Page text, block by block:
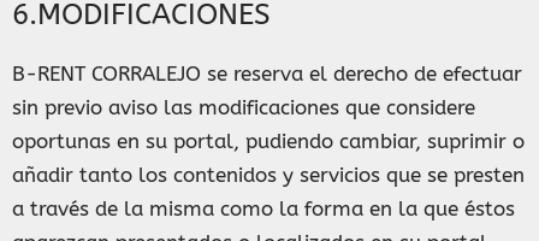
6.MODIFICACIONES
B-RENT CORRALEJO se reserva el derecho de efectuar
sin previo aviso las modificaciones que considere
oportunas en su portal, pudiendo cambiar, suprimir o
añadir tanto los contenidos y servicios que se presten
a través de la misma como la forma en la que éstos